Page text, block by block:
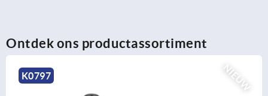
Ontdek ons productassortiment
NIEUW
K0797